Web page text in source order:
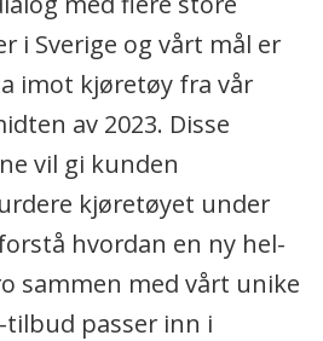
i Sverige og vårt mål er
imot kjøretøy fra vår
av 2023. Disse
vil gi kunden
kjøretøyet under
hvordan en ny hel-
sammen med vårt unike
tilbud passer inn i